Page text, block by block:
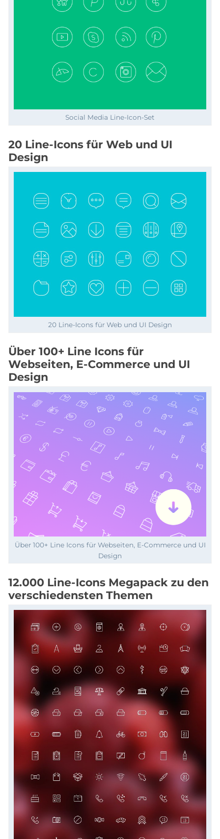
Social Media Line-Icon-Set
20 Line-Icons für Web und UI
Design
20 Line-Icons für Web und UI Design
Über 100+ Line Icons für
Webseiten, E-Commerce und UI
Design
Über 100+ Line Icons für Webseiten, E-Commerce und UI
Design
12.000 Line-Icons Megapack zu den
verschiedensten Themen